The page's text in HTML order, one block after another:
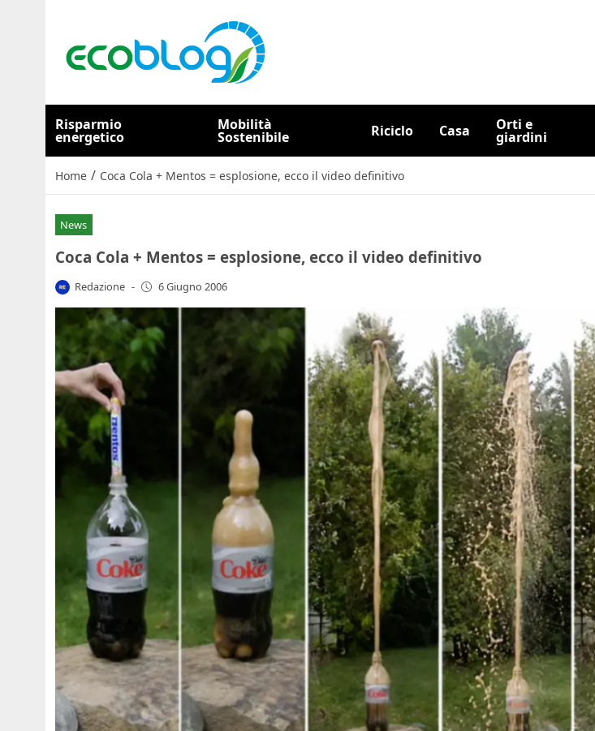
Risparmio
energetico
Mobilità
Sostenibile Riciclo Casa Orti e
giardini
Home / Coca Cola + Mentos = esplosione, ecco il video definitivo
News
Coca Cola + Mentos = esplosione, ecco il video definitivo
Redazione - 6 Giugno 2006